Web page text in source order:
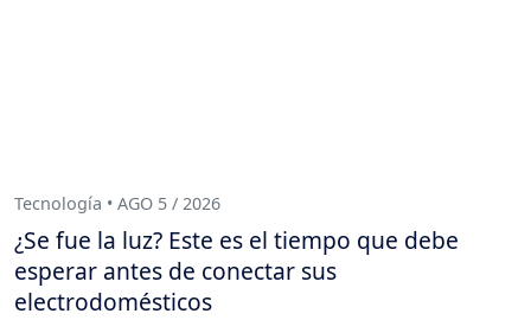
Tecnología • AGO 5 / 2026
¿Se fue la luz? Este es el tiempo que debe
esperar antes de conectar sus
electrodomésticos